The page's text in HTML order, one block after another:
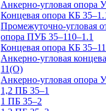
Анкерно-угловая опора
Концевая опора КБ
Промежуточно-угловая
опора ПУБ 35–110–1.1
Концевая опора КБ
Анкерно-угловая
11(О)
Анкерно-угловая опора
1,2 ПБ 35–1
1 ПБ 35–2